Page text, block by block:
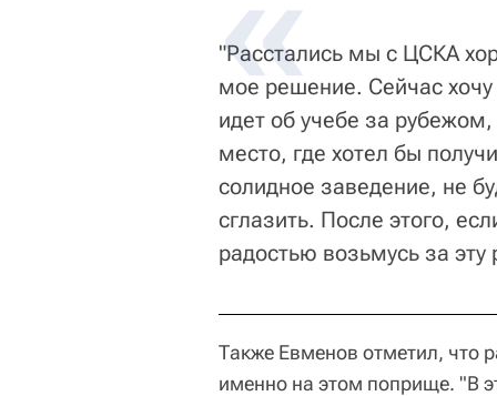
"Расстались мы с ЦСКА
мое решение. Сейчас
идет об учебе за
место, где хотел бы
солидное заведение, не
сглазить. После этого,
радостью возьмусь за
Также Евменов отметил, что
именно на этом поприще. "В